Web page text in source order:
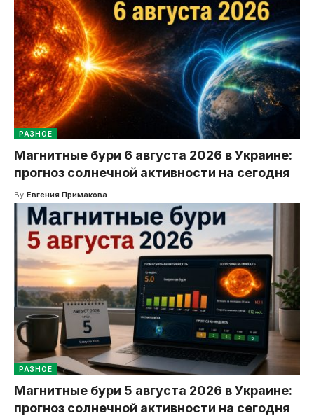
РАЗНОЕ
Магнитные бури 6 августа 2026 в Украине:
прогноз солнечной активности на сегодня
By Евгения Примакова
РАЗНОЕ
Магнитные бури 5 августа 2026 в Украине:
прогноз солнечной активности на сегодня